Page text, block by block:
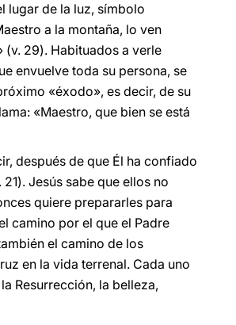
lugar de la luz, símbolo
a la montaña, lo ven
(v. 29). Habituados a verle
envuelve toda su persona, se
«éxodo», es decir, de su
«Maestro, que bien se está
después de que Él ha confiado
Jesús sabe que ellos no
quiere prepararles para
camino por el que el Padre
el camino de los
en la vida terrenal. Cada uno
Resurrección, la belleza,